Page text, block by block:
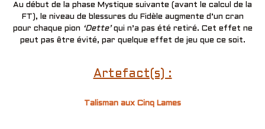
Au début de la phase Mystique suivante (avant le calcul de la
FT), le niveau de blessures du Fidèle augmente d’un cran
pour chaque pion ‘Dette’qui n’a pas été retiré. Cet effet ne
peut pas être évité, par quelque effet de jeu que ce soit.
Artefact(s) :
Talisman aux Cinq Lames